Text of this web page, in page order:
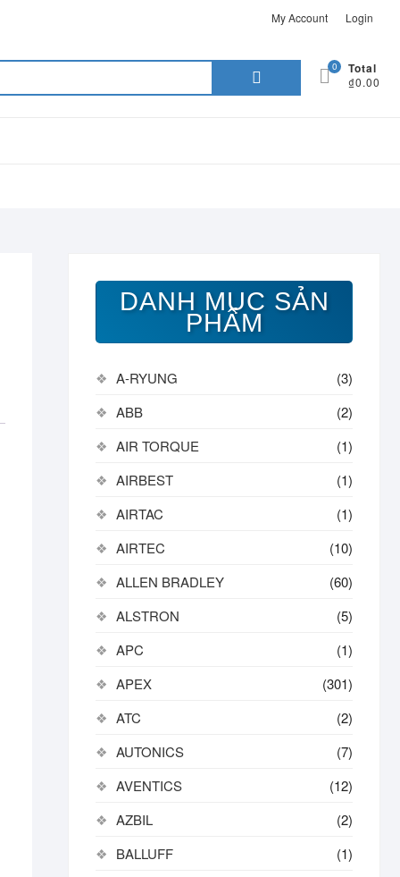
My Account Login
Search
0 Total
₫0.00
DANH MỤC SẢN
PHẨM
A-RYUNG
(3)
ABB
(2)
AIR TORQUE
(1)
AIRBEST
(1)
AIRTAC
(1)
AIRTEC
(10)
ALLEN BRADLEY
(60)
ALSTRON
(5)
APC
(1)
APEX
(301)
ATC
(2)
AUTONICS
(7)
AVENTICS
(12)
AZBIL
(2)
BALLUFF
(1)